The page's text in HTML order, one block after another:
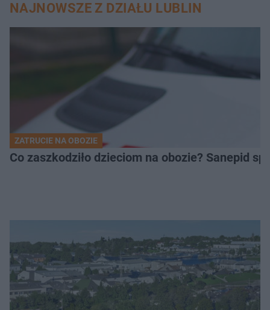
NAJNOWSZE Z DZIAŁU LUBLIN
ZATRUCIE NA OBOZIE
Co zaszkodziło dzieciom na obozie? Sanepid